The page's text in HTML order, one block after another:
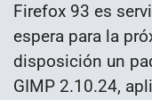
Firefox 93 es
espera para la
disposición un
GIMP 2.10.24,